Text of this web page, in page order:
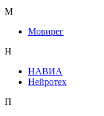
М
Мовирег
Н
НАВИА
Нейротех
П